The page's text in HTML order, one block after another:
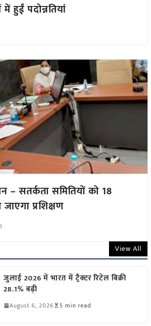
में हुईं पदोन्नतियां
– सतर्कता समितियों को 18
प्रशिक्षण
View All
जुलाई 2026 में भारत में ट्रैक्टर रिटेल बिक्री
28.1% बढ़ी
August 6, 2026 5 min read